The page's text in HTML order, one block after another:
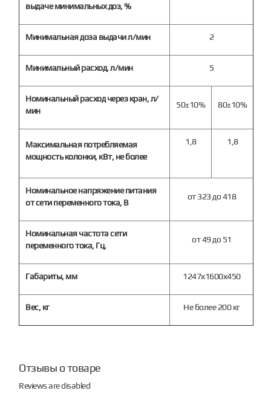
выдаче минимальных доз, %
Минимальная доза выдачи л/мин 2
Минимальный расход, л/мин 5
Номинальный расход через кран, л/
мин
50±10% 80±10%
Максимальная потребляемая
мощность колонки, кВт, не более
1,8 1,8
Номинальное напряжение питания
от сети переменного тока, В
от 323 до 418
Номинальная частота сети
переменного тока, Гц,
от 49 до 51
Габариты, мм 1247х1600х450
Вес, кг Не более 200 кг
Отзывы о товаре
Reviews are disabled